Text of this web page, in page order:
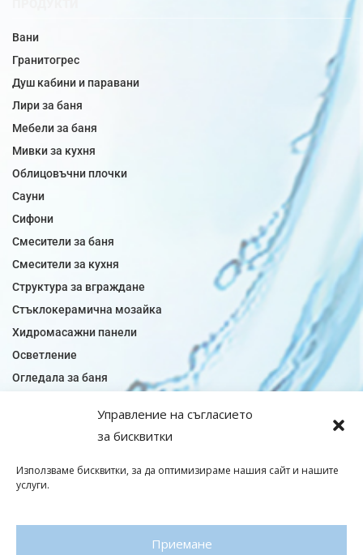
Управление на съгласието
за бисквитки
Използваме бисквитки, за да оптимизираме нашия сайт и нашите
услуги.
Приемане
Вани
Гранитогрес
Душ кабини и паравани
Лири за баня
Мебели за баня
Мивки за кухня
Облицовъчни плочки
Сауни
Сифони
Смесители за баня
Смесители за кухня
Структура за вграждане
Стъклокерамична мозайка
Хидромасажни панели
Осветление
Огледала за баня
Плочки за кухня
Подови лентова сифони
Подови плочки